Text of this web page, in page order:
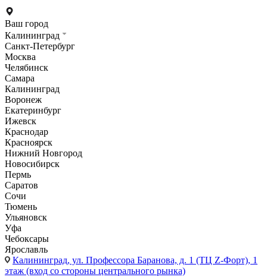
Ваш город
Калининград
Санкт-Петербург
Москва
Челябинск
Самара
Калининград
Воронеж
Екатеринбург
Ижевск
Краснодар
Красноярск
Нижний Новгород
Новосибирск
Пермь
Саратов
Сочи
Тюмень
Ульяновск
Уфа
Чебоксары
Ярославль
Калининград, ул. Профессора Баранова, д. 1 (ТЦ Z-Форт), 1
этаж (вход со стороны центрального рынка)